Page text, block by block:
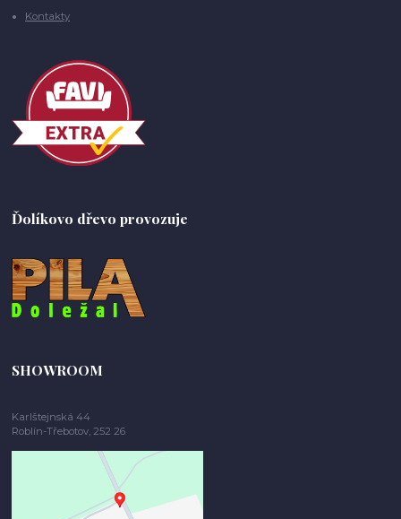
Kontakty
Ďolíkovo dřevo provozuje
SHOWROOM
Karlštejnská 44
Roblín-Třebotov, 252 26